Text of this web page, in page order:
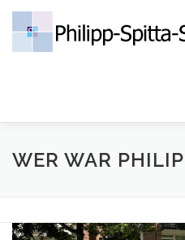
springen
HOME PFLEGE &
WER WAR